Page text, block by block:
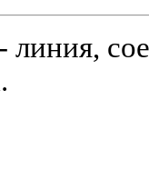
линия,